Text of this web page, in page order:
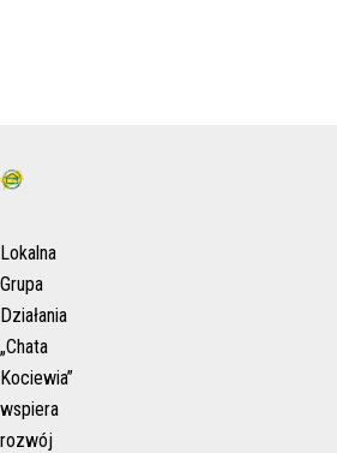
Lokalna
Grupa
Działania
„Chata
Kociewia”
wspiera
rozwój